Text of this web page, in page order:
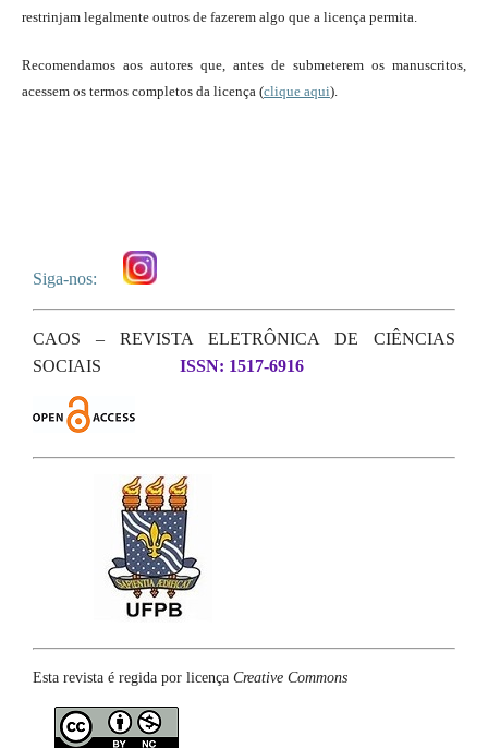
restrinjam legalmente outros de fazerem algo que a licença permita.
Recomendamos aos autores que, antes de submeterem os manuscritos,
acessem os termos completos da licença (clique aqui).
Siga-nos:
CAOS – REVISTA ELETRÔNICA DE CIÊNCIAS
SOCIAIS
ISSN: 1517-6916
Esta revista é regida por licença Creative Commons